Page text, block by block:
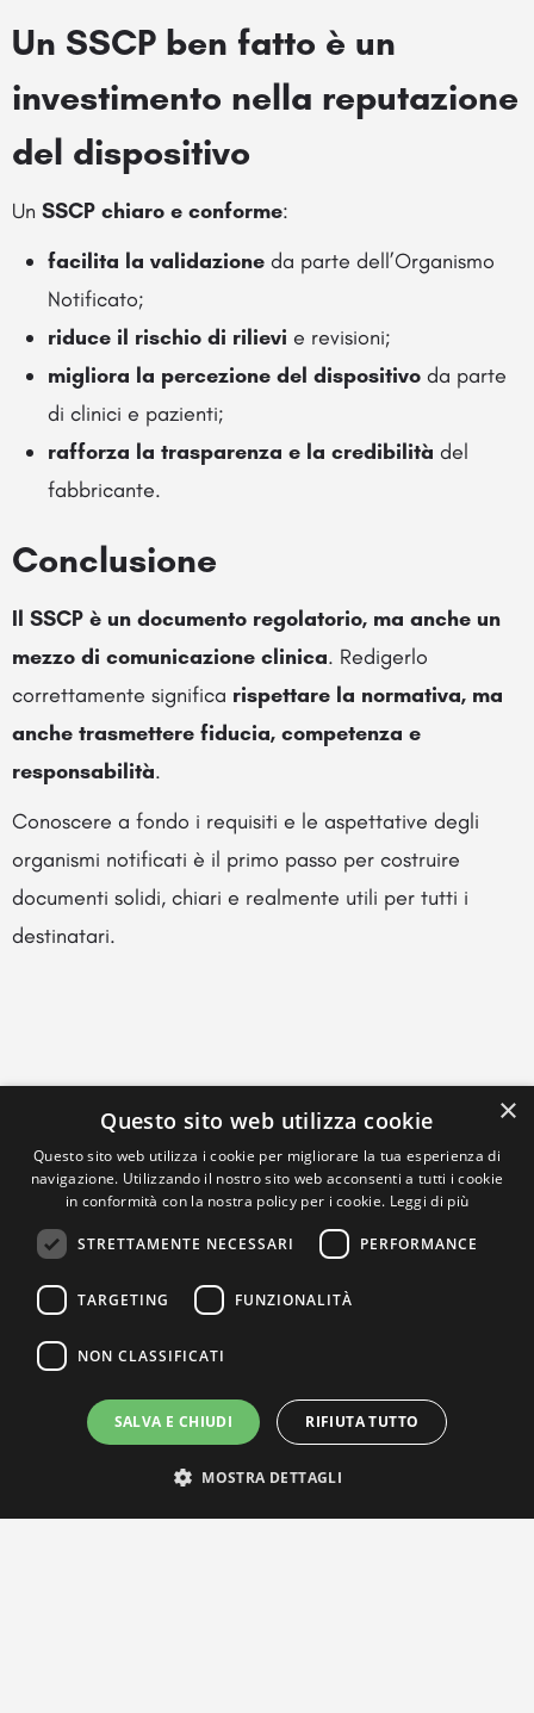
Un SSCP ben fatto è un
investimento nella reputazione
del dispositivo
Un SSCP chiaro e conforme:
facilita la validazione da parte dell’Organismo
Notificato;
riduce il rischio di rilievi e revisioni;
migliora la percezione del dispositivo da parte
di clinici e pazienti;
rafforza la trasparenza e la credibilità del
fabbricante.
Conclusione
Il SSCP è un documento regolatorio, ma anche un
mezzo di comunicazione clinica. Redigerlo
correttamente significa rispettare la normativa, ma
anche trasmettere fiducia, competenza e
responsabilità.
Conoscere a fondo i requisiti e le aspettative degli
organismi notificati è il primo passo per costruire
documenti solidi, chiari e realmente utili per tutti i
destinatari.
×
Questo sito web utilizza cookie
Questo sito web utilizza i cookie per migliorare la tua esperienza di
navigazione. Utilizzando il nostro sito web acconsenti a tutti i cookie
in conformità con la nostra policy per i cookie. Leggi di più
STRETTAMENTE NECESSARI PERFORMANCE
TARGETING FUNZIONALITÀ
NON CLASSIFICATI
SALVA E CHIUDI RIFIUTA TUTTO
MOSTRA DETTAGLI